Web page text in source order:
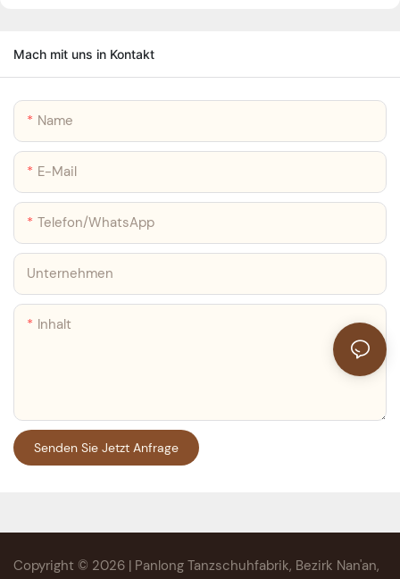
Mach mit uns in Kontakt
Name
E-Mail
Telefon/WhatsApp
Unternehmen
Inhalt
Senden Sie Jetzt Anfrage
Copyright © 2026 | Panlong Tanzschuhfabrik, Bezirk Nan'an,